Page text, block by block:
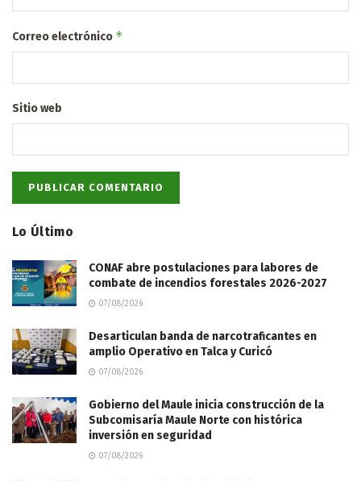
Correo electrónico *
Sitio web
Lo Último
CONAF abre postulaciones para labores de
combate de incendios forestales 2026-2027
07/08/2026
Desarticulan banda de narcotraficantes en
amplio Operativo en Talca y Curicó
07/08/2026
Gobierno del Maule inicia construcción de la
Subcomisaría Maule Norte con histórica
inversión en seguridad
07/08/2026